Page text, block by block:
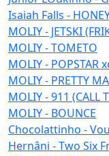
Isaiah Falls -
MOLIY - JETSKI
MOLIY - TOMETO
MOLIY - POPSTAR
MOLIY - PRETTY
MOLIY - 911 (CALL
MOLIY - BOUNCE
Chocolattinho -
Hernâni - Two Six